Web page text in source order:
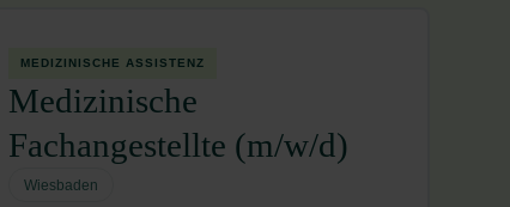
MEDIZINISCHE ASSISTENZ
Medizinische
Fachangestellte (m/w/d)
Wiesbaden